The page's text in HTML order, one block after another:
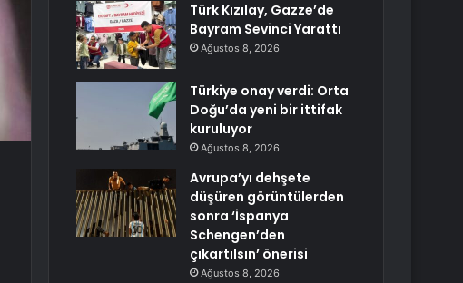
Türk Kızılay, Gazze’de
Bayram Sevinci Yarattı
Ağustos 8, 2026
Türkiye onay verdi: Orta
Doğu’da yeni bir ittifak
kuruluyor
Ağustos 8, 2026
Avrupa’yı dehşete
düşüren görüntülerden
sonra ‘İspanya
Schengen’den
çıkartılsın’ önerisi
Ağustos 8, 2026